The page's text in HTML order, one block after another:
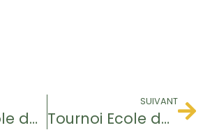
Tournoi Ecole de Golf
SUIVANT
Tournoi Ecole de Golf